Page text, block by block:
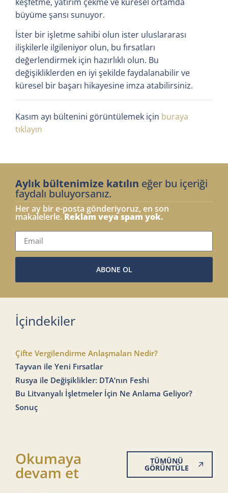
büyüme şansı sunuyor.
İster bir işletme sahibi olun ister uluslararası
ilişkilerle ilgileniyor olun, bu fırsatları
değerlendirmek için hazırlıklı olun. Bu
değişikliklerden en iyi şekilde faydalanabilir ve
küresel bir başarı hikayesine imza atabilirsiniz.
Kasım ayı bültenini görüntülemek için buraya
tıklayın
Aylık bültenimize katılın eğer bu içeriği
faydalı buluyorsanız.
Her ay bir e-posta gönderiyoruz, en son
makalelerle.Reklam veya spam yok.
ABONE OL
İçindekiler
Çifte Vergilendirme Anlaşmaları Nedir?
Tayvan ile Yeni Fırsatlar
Rusya ile Değişiklikler: DTA’nın Feshi
Bu Litvanyalı İşletmeler İçin Ne Anlama Geliyor?
Sonuç
Okumaya
devam et
TÜMÜNÜ
GÖRÜNTÜLE